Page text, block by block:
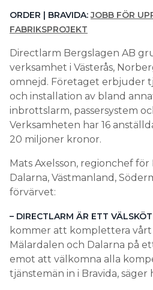
ORDER | BRAVIDA:JOBB FÖR
FABRIKSPROJEKT
Directlarm Bergslagen AB
verksamhet i Västerås,
omnejd. Företaget erbjuder
och installation av bland
inbrottslarm, passersystem
Verksamheten har 16
20 miljoner kronor.
Mats Axelsson, regionchef för
Dalarna, Västmanland,
förvärvet:
– DIRECTLARM ÄR ETT
kommer att komplettera
Mälardalen och Dalarna på
emot att välkomna alla
tjänstemän in i Bravida, säger